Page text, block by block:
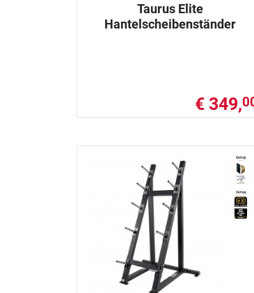
Taurus Elite
Hantelscheibenständer
€ 349,